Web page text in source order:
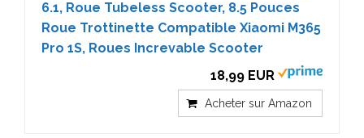
6.1, Roue Tubeless Scooter, 8.5 Pouces
Roue Trottinette Compatible Xiaomi M365
Pro 1S, Roues Increvable Scooter
18,99 EUR
Acheter sur Amazon